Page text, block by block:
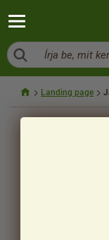
Írja be, mit
Landing page